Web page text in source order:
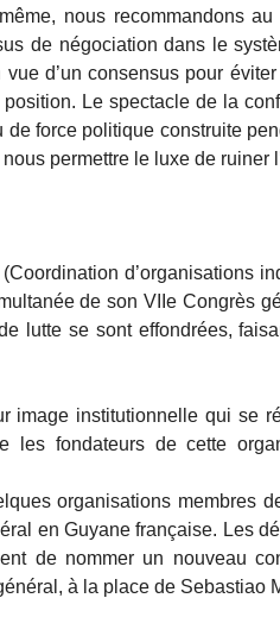
nous recommandons
de négociation dans le
vue d’un consensus pour
position. Le spectacle de la
de force politique construite
permettre le luxe de ruiner
d’organisations
de son VIIe Congrès
lutte se sont effondrées,
image institutionnelle qui se
les fondateurs de cette
organisations membres
en Guyane française. Les
de nommer un nouveau
à la place de Sebastiao